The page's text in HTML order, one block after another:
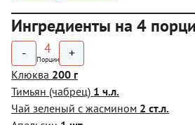
Ингредиенты на 4
- 4
Порции +
Клюква 200 г
Тимьян (чабрец) 1 ч.л.
Чай зеленый с жасмином 2 ст.л.